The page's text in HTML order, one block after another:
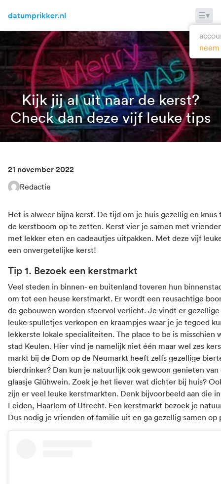
datumprikker.nl
☰▾
neem
Kijk jij al uit naar de kerst?
Check dan deze vijf leuke tips
21 november 2022
Redactie
Het is alweer bijna kerst. De tijd om je huis gezellig en knus
de kerstboom op te zetten. Kerst vier je samen met
met lekker eten en cadeautjes uitpakken. Met deze vijf
een onvergetelijke kerst!
Tip 1. Bezoek een kerstmarkt
Veel steden in binnen- en buitenland toveren hun
om tot een heuse kerstmarkt. Er wordt een reusachtige
de gebouwen worden sfeervol verlicht. Je vindt er gezellige
leuke spulletjes verkopen en kraampjes waar je je tegoed
lekkerste lokale specialiteiten. The place to be is misschien
stad Keulen. Hier vind je namelijk niet één maar wel zes
markt bij de Dom op de Neumarkt heeft zelfs gezellige
bierdrinker? Dan kun je natuurlijk ook gewoon genieten van
glaasje Glühwein. Zoek je het liever wat dichter bij huis?
zijn er veel leuke kerstmarkten. Denk bijvoorbeeld aan die
Leiden, Haarlem of Utrecht. Een kerstmarkt bezoek je
Dus nodig je vrienden of familie uit en ga gezellig samen op